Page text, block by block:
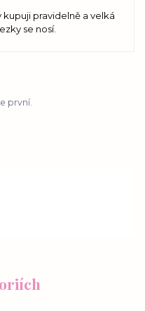
pravidelně a velká
se nosí.
první.